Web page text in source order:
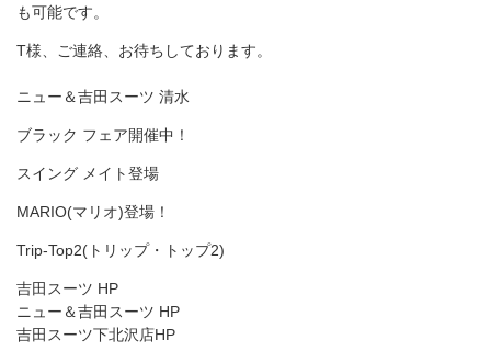
も可能です。
T様、ご連絡、お待ちしております。
ニュー＆吉田スーツ 清水
ブラック フェア開催中！
スイング メイト登場
MARIO(マリオ)登場！
Trip-Top2(トリップ・トップ2)
吉田スーツ HP
ニュー＆吉田スーツ HP
吉田スーツ下北沢店HP